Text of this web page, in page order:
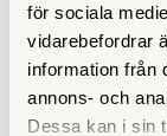
för sociala
vidarebefordrar
information från
annons- och
Dessa kan i sin
Finns i lager
3.790 SEK